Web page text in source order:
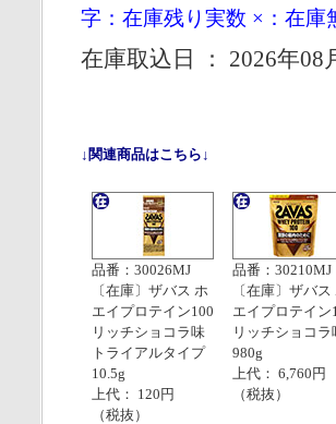
字：在庫残り実数 ×：在庫
在庫取込日 ： 2026年08
↓関連商品はこちら↓
品番：30026MJ
〔在庫〕ザバス ホ
エイプロテイン100
リッチショコラ味
トライアルタイプ
10.5g
上代： 120円
（税抜）
品番：30210MJ
〔在庫〕ザバス
エイプロテイン
リッチショコラ
980g
上代： 6,760円
（税抜）